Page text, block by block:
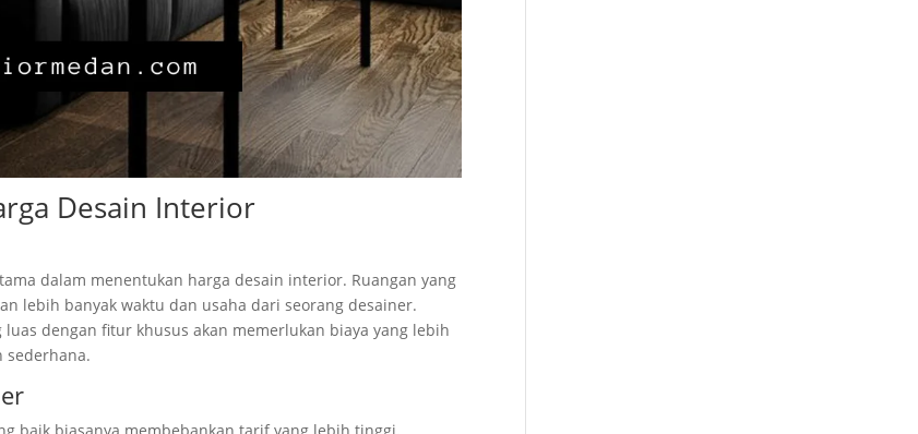
Desain Interior
dalam menentukan harga desain interior. Ruangan yang
lebih banyak waktu dan usaha dari seorang desainer.
dengan fitur khusus akan memerlukan biaya yang lebih
sederhana.